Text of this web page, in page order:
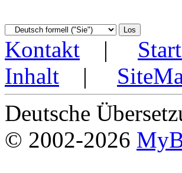
Kontakt |
Inhalt |
Deutsche
© 2002-2026